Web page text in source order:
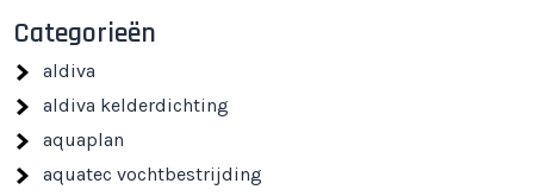
Categorieën
aldiva
aldiva kelderdichting
aquaplan
aquatec vochtbestrijding